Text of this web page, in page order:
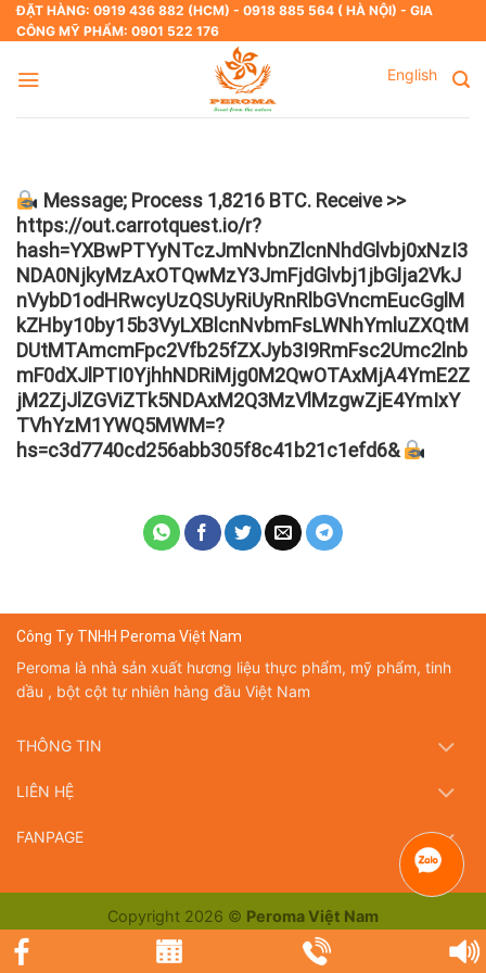
Skip
to
ĐẶT HÀNG: 0919 436 882 (HCM) - 0918 885 564 ( HÀ NỘI) - GIA
CÔNG MỸ PHẨM: 0901 522 176
English
Message; Process 1,8216 BTC. Receive >>
https://out.carrotquest.io/r?
hash=YXBwPTYyNTczJmNvbnZlcnNhdGlvbj0xNzI3
NDA0NjkyMzAxOTQwMzY3JmFjdGlvbj1jbGlja2VkJ
nVybD1odHRwcyUzQSUyRiUyRnRlbGVncmEucGglM
kZHby10by15b3VyLXBlcnNvbmFsLWNhYmluZXQtM
DUtMTAmcmFpc2Vfb25fZXJyb3I9RmFsc2Umc2lnb
mF0dXJlPTI0YjhhNDRiMjg0M2QwOTAxMjA4YmE2Z
jM2ZjJlZGViZTk5NDAxM2Q3MzVlMzgwZjE4YmIxY
TVhYzM1YWQ5MWM=?
hs=c3d7740cd256abb305f8c41b21c1efd6&
Công Ty TNHH Peroma Việt Nam
Peroma là nhà sản xuất hương liệu thực phẩm, mỹ phẩm, tinh
dầu , bột cột tự nhiên hàng đầu Việt Nam
THÔNG TIN
LIÊN HỆ
FANPAGE
Copyright 2026 © Peroma Việt Nam